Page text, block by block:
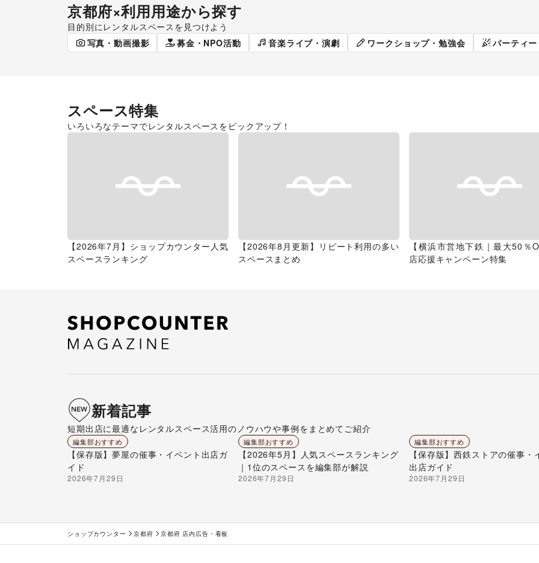
京都府×利用用途から探す
目的別にレンタルスペースを見つけよう
ポップアップストア 食品販売 販促イベント 展示会・
写真・動画撮影 募金・NPO活動 音楽ライブ・演劇 ワークショップ・勉強会 パーティ
スペース特集
いろいろなテーマでレンタルスペースをピックアップ！
【2026年7月】ショップカウンター人気
スペースランキング
【2026年8月更新】リピート利用の多い
スペースまとめ
【横浜市営地下鉄｜最大50％
店応援キャンペーン特集
新着記事
短期出店に最適なレンタルスペース活用のノウハウや事例をまとめてご紹介
編集部おすすめ
【保存版】夢屋の催事・イベント出店ガ
イド
2026年7月29日
編集部おすすめ
【2026年5月】人気スペースランキング
｜1位のスペースを編集部が解説
2026年7月29日
編集部おすすめ
【保存版】西鉄ストアの催事・
出店ガイド
2026年7月29日
ショップカウンター 京都府 京都府 店内広告・看板